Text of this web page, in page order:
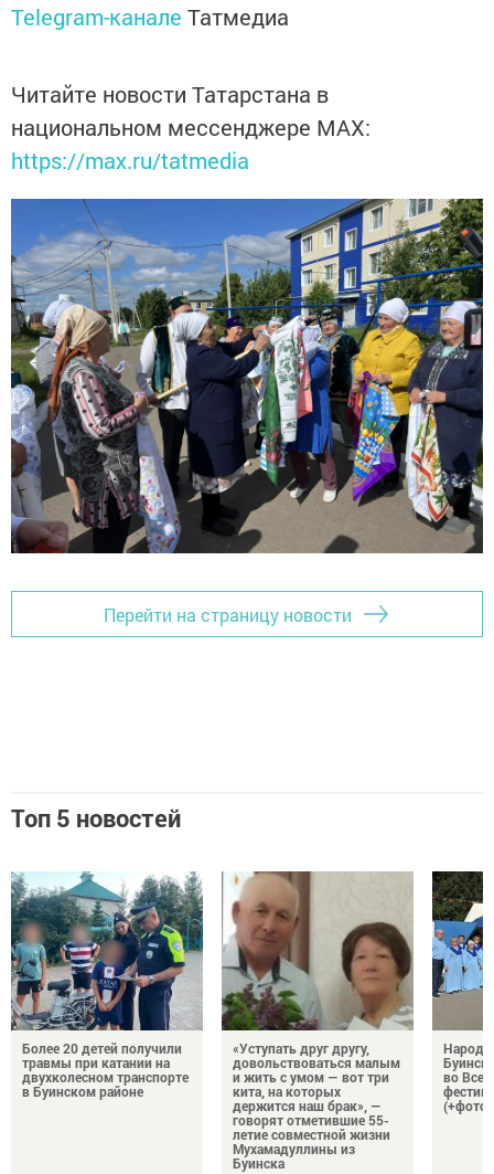
Telegram-канале Татмедиа
Читайте новости Татарстана в
национальном мессенджере MАХ:
https://max.ru/tatmedia
Перейти на страницу новости
Топ 5 новостей
Более 20 детей получили
травмы при катании на
двухколесном транспорте
в Буинском районе
«Уступать друг другу,
довольствоваться малым
и жить с умом — вот три
кита, на которых
держится наш брак», —
говорят отметившие 55-
летие совместной жизни
Мухамадуллины из
Буинска
во
(+фото)